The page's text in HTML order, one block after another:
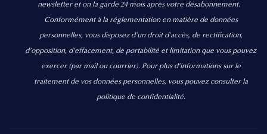
newsletter et on la garde 24 mois après votre désabonnement.
Conformément à la réglementation en matière de données
personnelles, vous disposez d'un droit d'accès, de rectification,
d’opposition, d’effacement, de portabilité et limitation que vous pouvez
exercer (par mail ou courrier). Pour plus d’informations sur le
traitement de vos données personnelles, vous pouvez consulter la
politique de confidentialité.